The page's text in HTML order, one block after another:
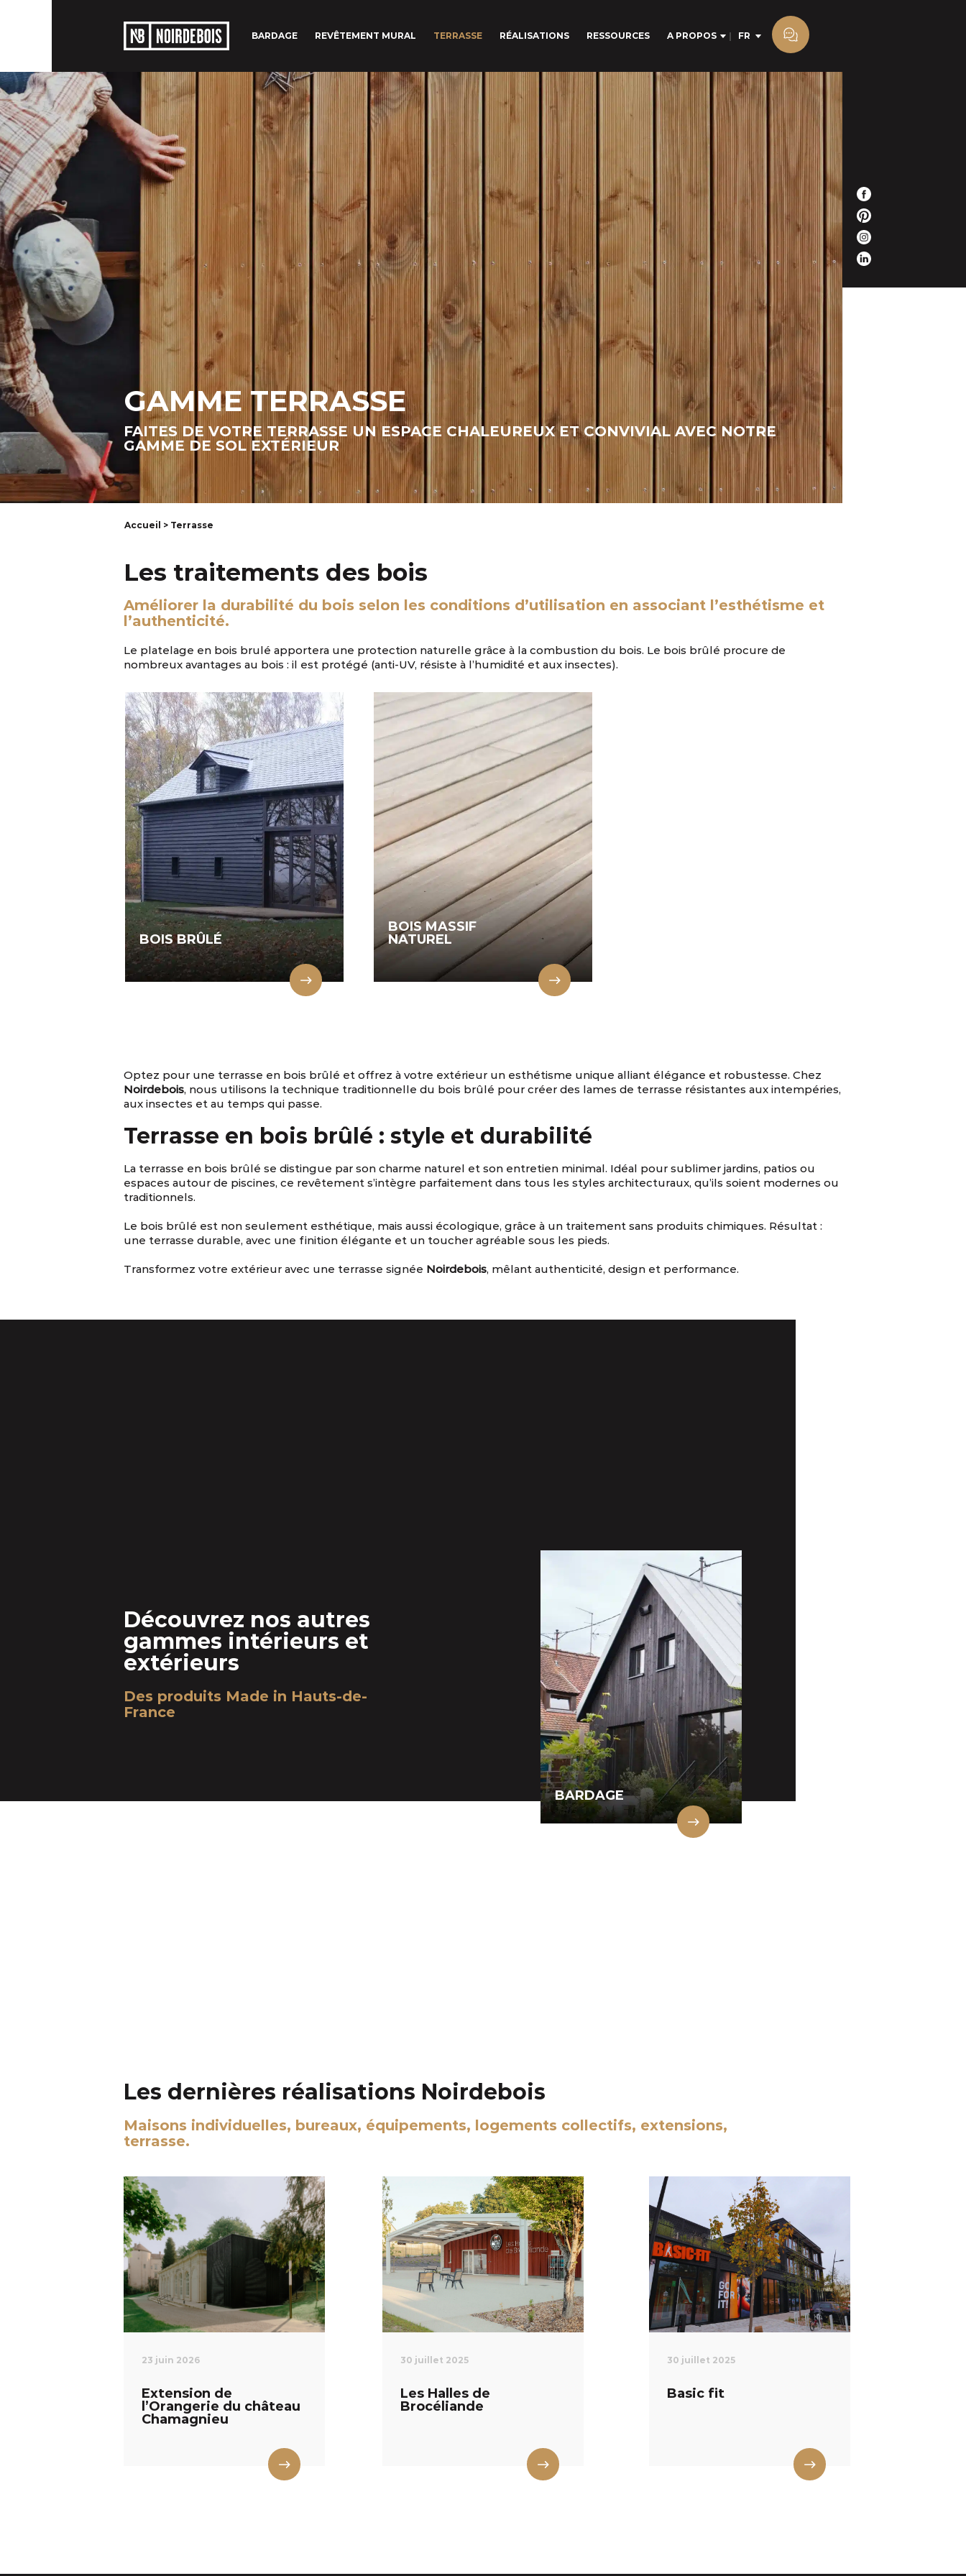
BARDAGE REVÊTEMENT MURAL TERRASSE RÉALISATIONS RESSOURCES A PROPOS FR
GAMME TERRASSE
FAITES DE VOTRE TERRASSE UN ESPACE CHALEUREUX ET CONVIVIAL AVEC NOTRE
GAMME DE SOL EXTÉRIEUR
Accueil > Terrasse
Les traitements des bois
Améliorer la durabilité du bois selon les conditions d’utilisation en associant l’esthétisme et
l’authenticité.
Le platelage en bois brulé apportera une protection naturelle grâce à la combustion du bois. Le bois brûlé procure de
nombreux avantages au bois : il est protégé (anti-UV, résiste à l’humidité et aux insectes).
BOIS BRÛLÉ
BOIS MASSIF
NATUREL
Optez pour une terrasse en bois brûlé et offrez à votre extérieur un esthétisme unique alliant élégance et robustesse. Chez
Noirdebois, nous utilisons la technique traditionnelle du bois brûlé pour créer des lames de terrasse résistantes aux intempéries,
aux insectes et au temps qui passe.
Terrasse en bois brûlé : style et durabilité
La terrasse en bois brûlé se distingue par son charme naturel et son entretien minimal. Idéal pour sublimer jardins, patios ou
espaces autour de piscines, ce revêtement s’intègre parfaitement dans tous les styles architecturaux, qu’ils soient modernes ou
traditionnels.
Le bois brûlé est non seulement esthétique, mais aussi écologique, grâce à un traitement sans produits chimiques. Résultat :
une terrasse durable, avec une finition élégante et un toucher agréable sous les pieds.
Transformez votre extérieur avec une terrasse signée Noirdebois, mêlant authenticité, design et performance.
Découvrez nos autres
gammes intérieurs et
extérieurs
Des produits Made in Hauts-de-
France
BARDAGE
Les dernières réalisations Noirdebois
Maisons individuelles, bureaux, équipements, logements collectifs, extensions,
terrasse.
23 juin 2026
Extension de
l’Orangerie du château
Chamagnieu
30 juillet 2025
Les Halles de
Brocéliande
30 juillet 2025
Basic fit